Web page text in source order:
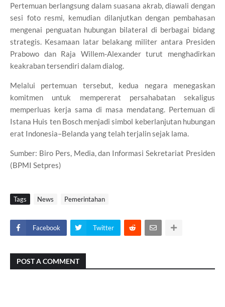
Pertemuan berlangsung dalam suasana akrab, diawali dengan
sesi foto resmi, kemudian dilanjutkan dengan pembahasan
mengenai penguatan hubungan bilateral di berbagai bidang
strategis. Kesamaan latar belakang militer antara Presiden
Prabowo dan Raja Willem-Alexander turut menghadirkan
keakraban tersendiri dalam dialog.
Melalui pertemuan tersebut, kedua negara menegaskan
komitmen untuk mempererat persahabatan sekaligus
memperluas kerja sama di masa mendatang. Pertemuan di
Istana Huis ten Bosch menjadi simbol keberlanjutan hubungan
erat Indonesia–Belanda yang telah terjalin sejak lama.
Sumber: Biro Pers, Media, dan Informasi Sekretariat Presiden
(BPMI Setpres)
Tags News Pemerintahan
Facebook Twitter
POST A COMMENT